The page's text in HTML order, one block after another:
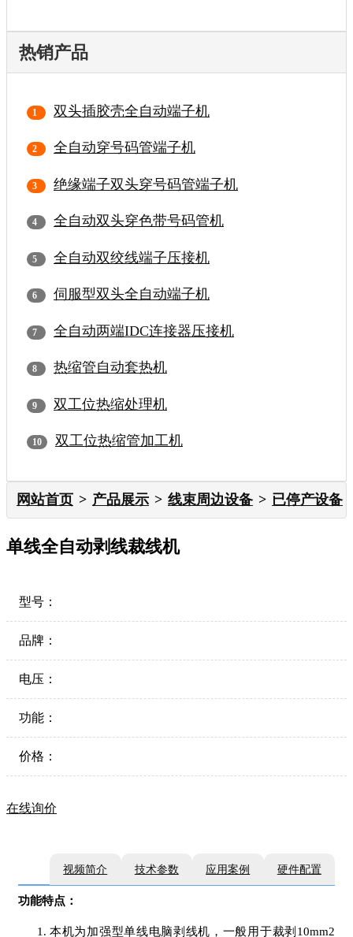
热销产品
双头插胶壳全自动端子机
全自动穿号码管端子机
绝缘端子双头穿号码管端子机
全自动双头穿色带号码管机
全自动双绞线端子压接机
伺服型双头全自动端子机
全自动两端IDC连接器压接机
热缩管自动套热机
双工位热缩处理机
双工位热缩管加工机
网站首页 产品展示 线束周边设备 已停产设备
单线全自动剥线裁线机
型号：
品牌：
电压：
功能：
价格：
在线询价
视频简介 技术参数 应用案例 硬件配置
功能特点：
本机为加强型单线电脑剥线机，一般用于裁剥10mm2